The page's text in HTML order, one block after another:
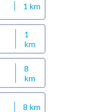
1 km
1
km
8
km
8 km